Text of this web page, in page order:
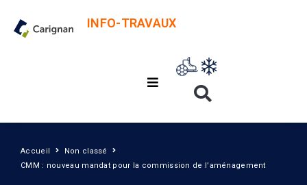
INFO-TRAVAUX
Accueil
Non classé
CMM : nouveau mandat pour la commission de l’aménagement